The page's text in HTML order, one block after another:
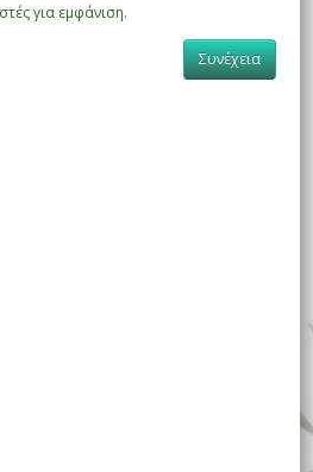
για εμφάνιση.
Συνέχεια